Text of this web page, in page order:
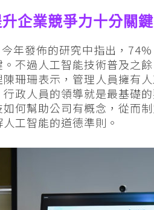
企業競爭力十分關鍵
年發佈的研究中指出，
不過人工智能技術普及之
珊珊表示，管理人員擁有
政人員的領導就是最基礎
何幫助公司有概念，從而
工智能的道德準則。